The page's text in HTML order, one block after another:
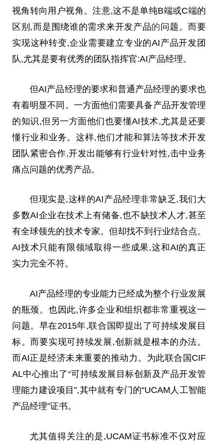
视角转向用户视角。注意,这不是单纯B端或C端的
区别,而是围绕谁的需求来开发产品的问题。而要
实现这种转变,企业需要建立专业的AI产品开发团
队,尤其是要有优秀的团队指挥官:AI产品经理。
但AI产品经理的要求和普通产品经理的要求也
有着明显不同。一方面他们需要具备产品开发管理
的知识,但另一方面他们也要懂AI技术,尤其是还要
懂行业和业务。这样,他们才能和算法等技术开发
团队紧密合作,开发出能够有行业针对性,击中业务
痛点问题的优秀产品。
但现实是,这样的AI产品经理非常缺乏,我们大
多数AI企业在技术上有储备,也不缺技术人才,甚至
有全球领先的技术专家。但却找不到行业结合点。
AI技术只能有限领域取得一些成果,这和AI的真正
实力完全不符。
AI产品经理的专业能力已经成为整个行业发展
的瓶颈。也因此,许多企业和组织都非常重视这一
问题。早在2015年,联合国 即提出 了可持续发展目
标。而要实现可持续发展,创新就是根本的办法。
而AI正是经济未来重要的推动力。为此联合国 CIF
AL中心推出了“可持续发展目标创新及产品开发管
理能力建设项目”,其中就有专门的“UCAM人工智能
产品经理”证书。
尤其值得关注的是,UCAM证书标准不仅对应